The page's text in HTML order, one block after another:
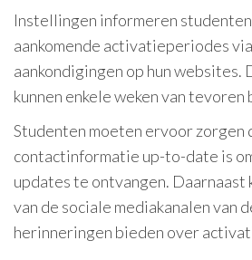
Instellingen informeren
aankomende activatieperiodes
aankondigingen op hun websites.
kunnen enkele weken van tevoren
Studenten moeten ervoor zorgen
contactinformatie up-to-date is
updates te ontvangen. Daarnaast
van de sociale mediakanalen van
herinneringen bieden over